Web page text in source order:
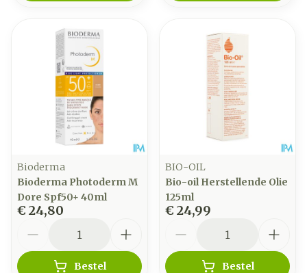
Bioderma
Bioderma Photoderm M
Dore Spf50+ 40ml
€ 24,80
Bestel
BIO-OIL
Bio-oil Herstellende Olie
125ml
€ 24,99
Bestel